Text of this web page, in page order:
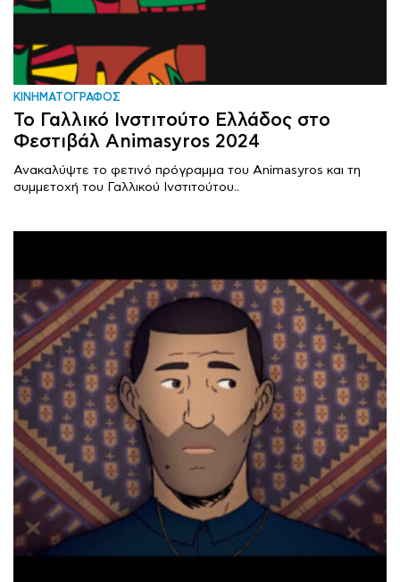
ΚΙΝΗΜΑΤΟΓΡΑΦΟΣ
Το Γαλλικό Ινστιτούτο Ελλάδος στο
Φεστιβάλ Animasyros 2024
Ανακαλύψτε το φετινό πρόγραμμα του Animasyros και τη
συμμετοχή του Γαλλικού Ινστιτούτου..